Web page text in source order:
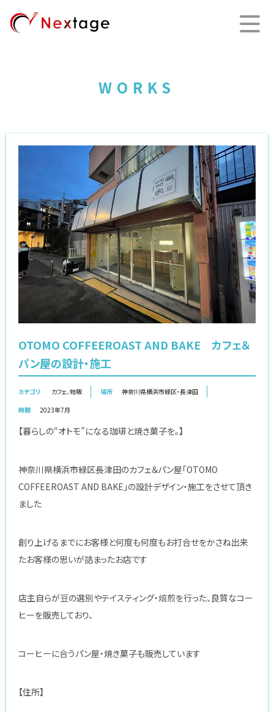
WORKS
OTOMO COFFEEROAST AND BAKE カフェ＆
パン屋の設計・施工
カテゴリ カフェ、物販 場所
神奈川県横浜市緑区・長津田
時期
2023年7月
【暮らしの“オトモ”になる珈琲と焼き菓子を。】
神奈川県横浜市緑区長津田のカフェ＆パン屋「OTOMO
COFFEEROAST AND BAKE」の設計デザイン・施工をさせて頂き
ました
創り上げるまでにお客様と何度も何度もお打合せをかさね出来
たお客様の思いが詰まったお店です
店主自らが豆の選別やテイスティング・焙煎を行った、良質なコー
ヒーを販売しており、
コーヒーに合うパン屋・焼き菓子も販売しています
【住所】